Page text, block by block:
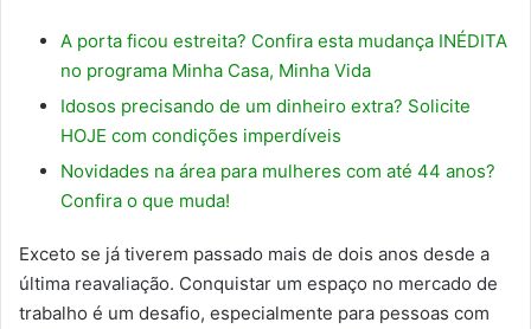
A porta ficou estreita? Confira esta mudança INÉDITA
no programa Minha Casa, Minha Vida
Idosos precisando de um dinheiro extra? Solicite
HOJE com condições imperdíveis
Novidades na área para mulheres com até 44 anos?
Confira o que muda!
Exceto se já tiverem passado mais de dois anos desde a
última reavaliação. Conquistar um espaço no mercado de
trabalho é um desafio, especialmente para pessoas com